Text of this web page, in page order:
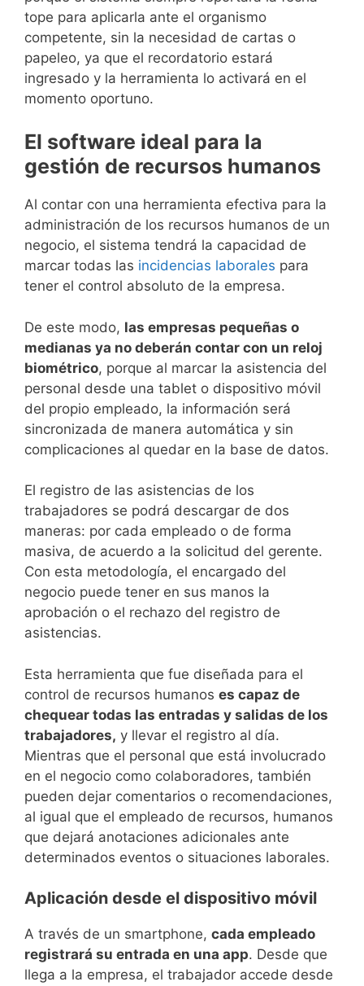
tope para aplicarla ante el organismo
competente, sin la necesidad de cartas o
papeleo, ya que el recordatorio estará
ingresado y la herramienta lo activará en el
momento oportuno.
El software ideal para la
gestión de recursos humanos
Al contar con una herramienta efectiva para la
administración de los recursos humanos de un
negocio, el sistema tendrá la capacidad de
marcar todas las incidencias laborales para
tener el control absoluto de la empresa.
De este modo, las empresas pequeñas o
medianas ya no deberán contar con un reloj
biométrico, porque al marcar la asistencia del
personal desde una tablet o dispositivo móvil
del propio empleado, la información será
sincronizada de manera automática y sin
complicaciones al quedar en la base de datos.
El registro de las asistencias de los
trabajadores se podrá descargar de dos
maneras: por cada empleado o de forma
masiva, de acuerdo a la solicitud del gerente.
Con esta metodología, el encargado del
negocio puede tener en sus manos la
aprobación o el rechazo del registro de
asistencias.
Esta herramienta que fue diseñada para el
control de recursos humanos es capaz de
chequear todas las entradas y salidas de los
trabajadores, y llevar el registro al día.
Mientras que el personal que está involucrado
en el negocio como colaboradores, también
pueden dejar comentarios o recomendaciones,
al igual que el empleado de recursos, humanos
que dejará anotaciones adicionales ante
determinados eventos o situaciones laborales.
Aplicación desde el dispositivo móvil
A través de un smartphone, cada empleado
registrará su entrada en una app. Desde que
llega a la empresa, el trabajador accede desde